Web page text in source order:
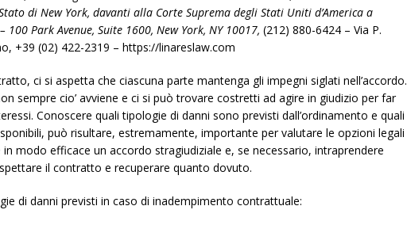
di New York, davanti alla Corte Suprema degli Stati Uniti d’America a
100 Park Avenue, Suite 1600, New York, NY 10017, (212) 880-6424 – Via P.
+39 (02) 422-2319 – https://linareslaw.com
ci si aspetta che ciascuna parte mantenga gli impegni siglati nell’accordo.
sempre cio’ avviene e ci si può trovare costretti ad agire in giudizio per far
Conoscere quali tipologie di danni sono previsti dall’ordinamento e quali
può risultare, estremamente, importante per valutare le opzioni legali
modo efficace un accordo stragiudiziale e, se necessario, intraprendere
il contratto e recuperare quanto dovuto.
di danni previsti in caso di inadempimento contrattuale: